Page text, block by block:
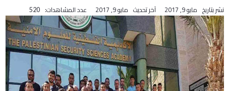
نشر بتاريخ مايو 9, 2017 آخر تحديث مايو 9, 2017 عدد المشاهدات: 520